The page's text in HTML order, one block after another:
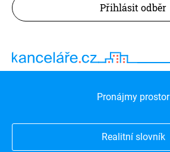
Přihlásit odběr
Pronájmy prostor
Realitní slovník